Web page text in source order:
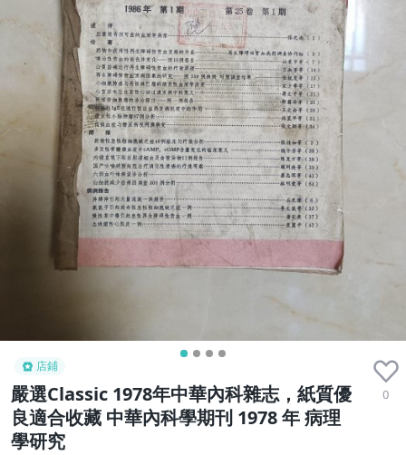
店鋪
嚴選Classic 1978年中華內科雜志，紙質優
良適合收藏 中華內科學期刊 1978 年 病理
學研究
0